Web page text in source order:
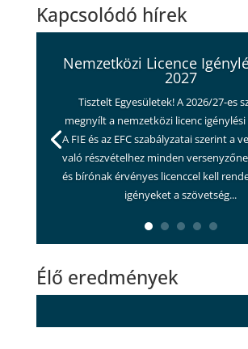
Kapcsolódó hírek
Nemzetközi Licence
2027
Tisztelt Egyesületek! A 2026/27-es
megnyílt a nemzetközi licenc
A FIE és az EFC szabályzatai szerint a
való részvételhez minden
és bírónak érvényes licenccel kell
igényeket a szövetség...
Élő eredmények